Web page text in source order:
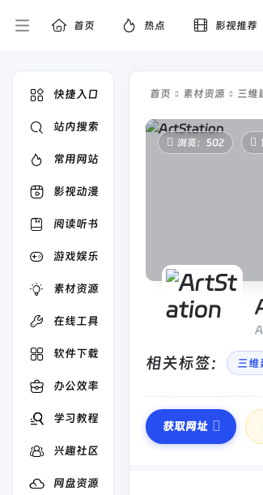
首页 热点 影视推荐
快捷入口
站内搜索
常用网站
影视动漫
阅读听书
游戏娱乐
素材资源
在线工具
软件下载
办公效率
学习教程
兴趣社区
网盘资源
首页 素材资源 三维
浏览：502
相关标签： 三维
获取网址